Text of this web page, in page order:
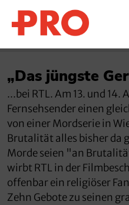
„Das jüngste
...bei RTL. Am 13. und
Fernsehsender einen
von einer Mordserie in
Brutalität alles bisher da
Morde seien "an
wirbt RTL in der
offenbar ein religiöser
Zehn Gebote zu seinen